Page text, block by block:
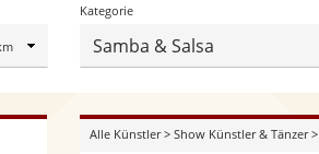
Ort
Events
festlegen
Kategorie
Samba & Salsa
Alle Künstler> Show Künstler & Tänzer>